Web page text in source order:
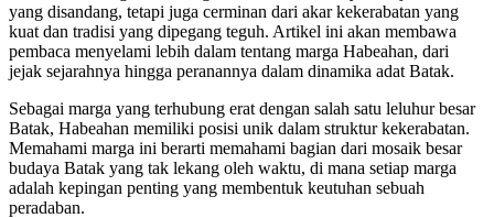
yang disandang, tetapi juga cerminan dari akar kekerabatan yang
kuat dan tradisi yang dipegang teguh. Artikel ini akan membawa
pembaca menyelami lebih dalam tentang marga Habeahan, dari
jejak sejarahnya hingga peranannya dalam dinamika adat Batak.
Sebagai marga yang terhubung erat dengan salah satu leluhur besar
Batak, Habeahan memiliki posisi unik dalam struktur kekerabatan.
Memahami marga ini berarti memahami bagian dari mosaik besar
budaya Batak yang tak lekang oleh waktu, di mana setiap marga
adalah kepingan penting yang membentuk keutuhan sebuah
peradaban.